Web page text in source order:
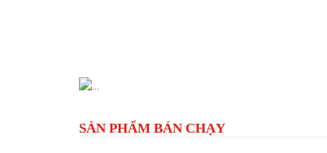
SẢN PHẨM BÁN CHẠY